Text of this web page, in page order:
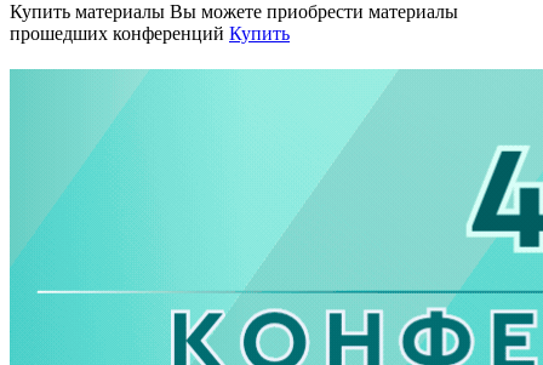
Купить материалы Вы можете приобрести материалы
прошедших конференций Купить